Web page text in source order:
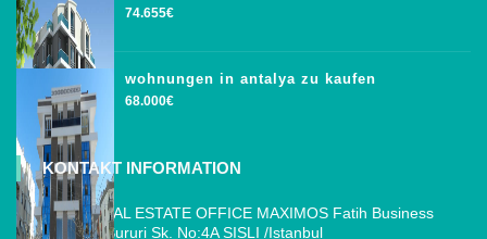
74.655€
wohnungen in antalya zu kaufen
68.000€
KONTAKT INFORMATION
ISTANBUL REAL ESTATE OFFICE MAXIMOS Fatih Business
Park, Cemal Sururi Sk. No:4A SISLI /Istanbul